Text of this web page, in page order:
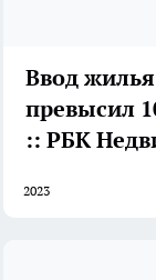
Ввод
превысил
:: РБК
2023